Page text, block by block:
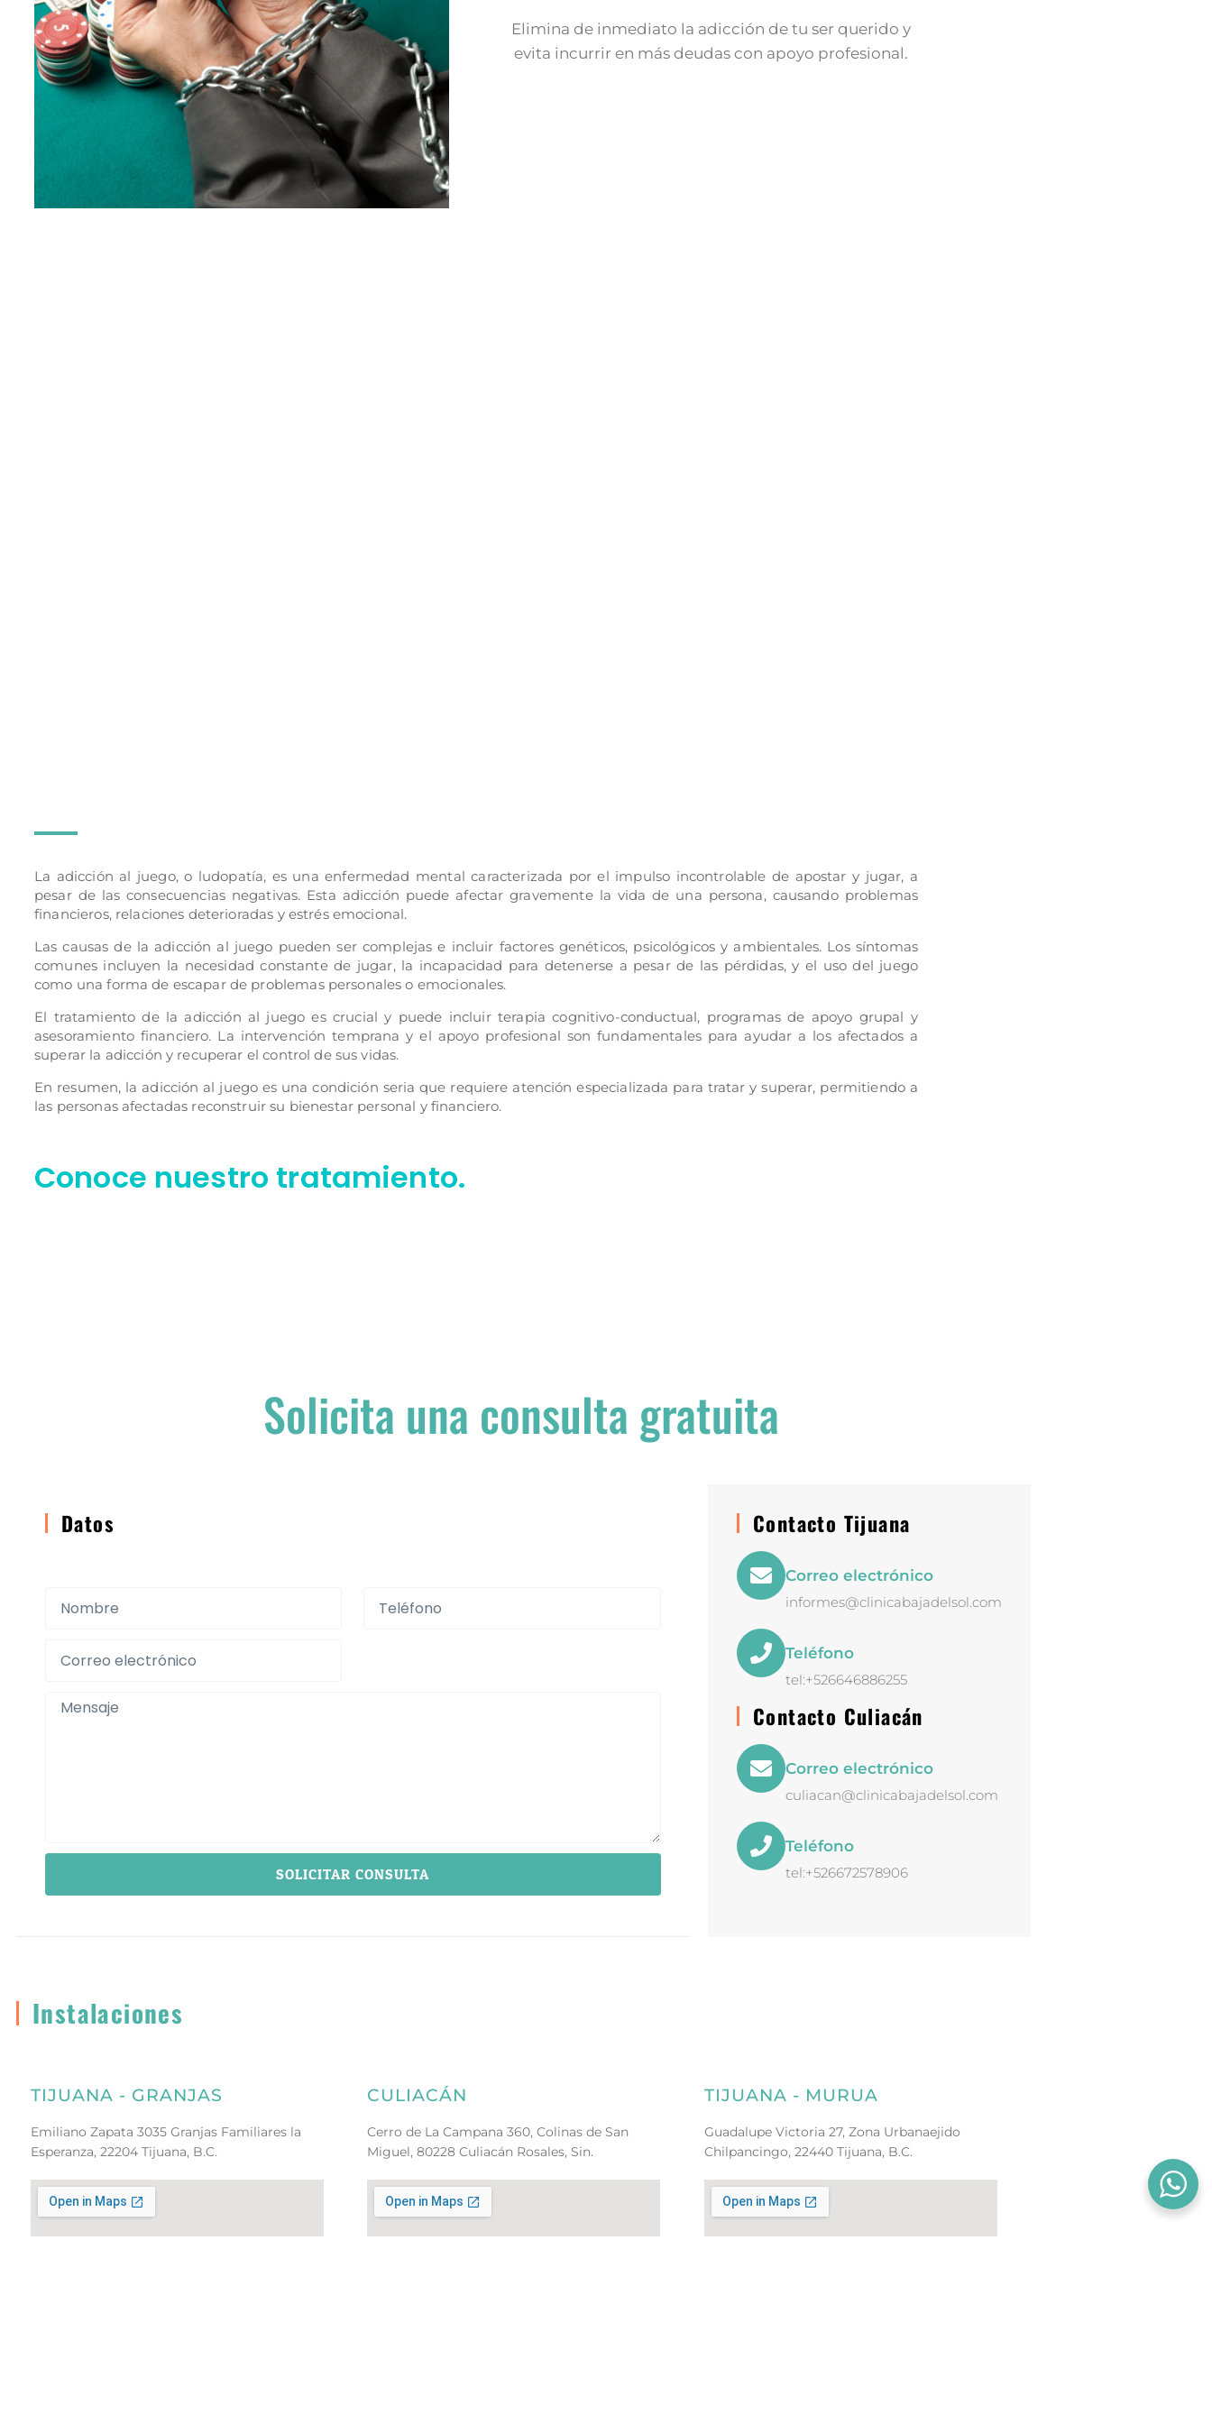
Elimina de inmediato la adicción de tu ser querido y
evita incurrir en más deudas con apoyo profesional.
La adicción al juego, o ludopatía, es una enfermedad mental caracterizada por el impulso incontrolable de apostar y jugar, a
pesar de las consecuencias negativas. Esta adicción puede afectar gravemente la vida de una persona, causando problemas
financieros, relaciones deterioradas y estrés emocional.
Las causas de la adicción al juego pueden ser complejas e incluir factores genéticos, psicológicos y ambientales. Los síntomas
comunes incluyen la necesidad constante de jugar, la incapacidad para detenerse a pesar de las pérdidas, y el uso del juego
como una forma de escapar de problemas personales o emocionales.
El tratamiento de la adicción al juego es crucial y puede incluir terapia cognitivo-conductual, programas de apoyo grupal y
asesoramiento financiero. La intervención temprana y el apoyo profesional son fundamentales para ayudar a los afectados a
superar la adicción y recuperar el control de sus vidas.
En resumen, la adicción al juego es una condición seria que requiere atención especializada para tratar y superar, permitiendo a
las personas afectadas reconstruir su bienestar personal y financiero.
Conoce nuestro tratamiento.
Solicita una consulta gratuita
Datos
SOLICITAR CONSULTA
Contacto Tijuana
Correo electrónico
informes@clinicabajadelsol.com
Teléfono
tel:+526646886255
Contacto Culiacán
Correo electrónico
culiacan@clinicabajadelsol.com
Teléfono
tel:+526672578906
Instalaciones
TIJUANA - GRANJAS
Emiliano Zapata 3035 Granjas Familiares la
Esperanza, 22204 Tijuana, B.C.
CULIACÁN
Cerro de La Campana 360, Colinas de San
Miguel, 80228 Culiacán Rosales, Sin.
TIJUANA - MURUA
Guadalupe Victoria 27, Zona Urbanaejido
Chilpancingo, 22440 Tijuana, B.C.